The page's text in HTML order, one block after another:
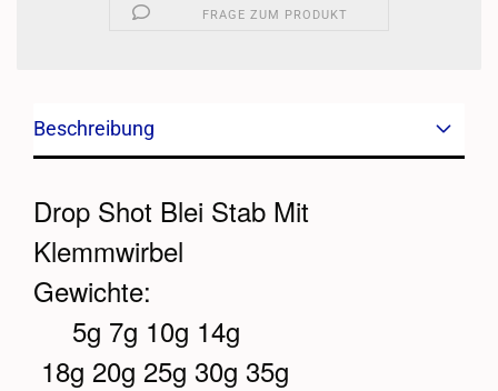
FRAGE ZUM PRODUKT
Beschreibung
Drop Shot Blei Stab Mit
Klemmwirbel
Gewichte:
5g 7g 10g 14g
18g 20g 25g 30g 35g